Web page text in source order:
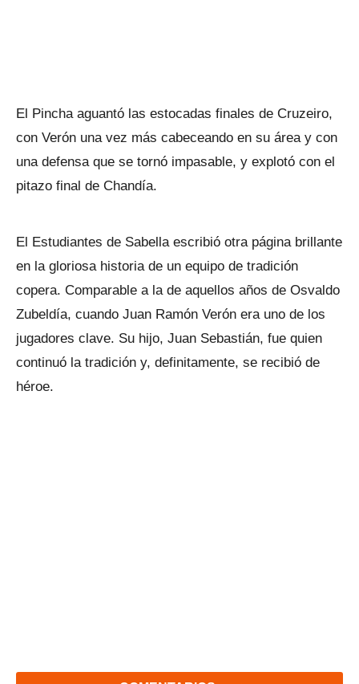
El Pincha aguantó las estocadas finales de Cruzeiro,
con Verón una vez más cabeceando en su área y con
una defensa que se tornó impasable, y explotó con el
pitazo final de Chandía.
El Estudiantes de Sabella escribió otra página brillante
en la gloriosa historia de un equipo de tradición
copera. Comparable a la de aquellos años de Osvaldo
Zubeldía, cuando Juan Ramón Verón era uno de los
jugadores clave. Su hijo, Juan Sebastián, fue quien
continuó la tradición y, definitamente, se recibió de
héroe.